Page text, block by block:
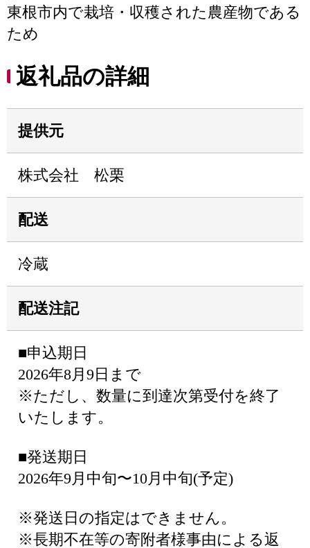
東根市内で栽培・収穫された農産物である
ため
返礼品の詳細
提供元
株式会社 松栗
配送
冷蔵
配送注記
■申込期日
2026年8月9日まで
※ただし、数量に到達次第受付を終了
いたします。
■発送期日
2026年9月中旬〜10月中旬(予定)
※発送日の指定はできません。
※長期不在等の寄附者様事由による返